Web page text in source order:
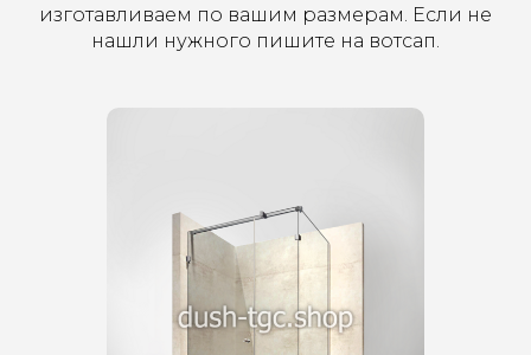
изготавливаем по вашим размерам. Если не
нашли нужного пишите на вотсап.